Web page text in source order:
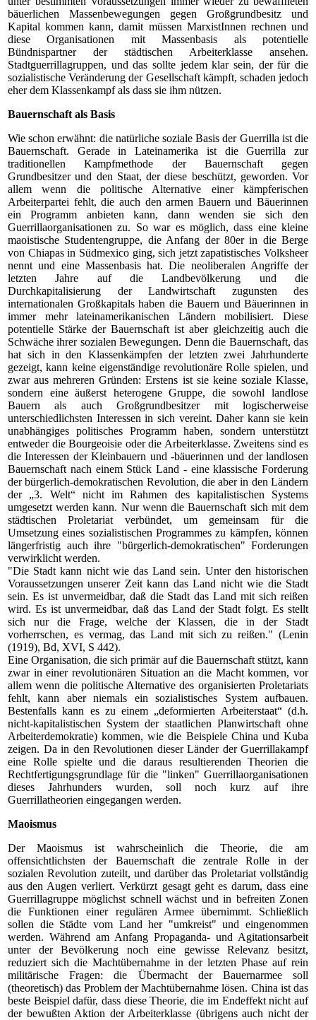
bäuerlichen Massenbewegungen gegen Großgrundbesitz und
Kapital kommen kann, damit müssen MarxistInnen rechnen und
diese Organisationen mit Massenbasis als potentielle
Bündnispartner der städtischen Arbeiterklasse ansehen.
Stadtguerrillagruppen, und das sollte jedem klar sein, der für die
sozialistische Veränderung der Gesellschaft kämpft, schaden jedoch
eher dem Klassenkampf als dass sie ihm nützen.
Bauernschaft als Basis
Wie schon erwähnt: die natürliche soziale Basis der Guerrilla ist die
Bauernschaft. Gerade in Lateinamerika ist die Guerrilla zur
traditionellen Kampfmethode der Bauernschaft gegen
Grundbesitzer und den Staat, der diese beschützt, geworden. Vor
allem wenn die politische Alternative einer kämpferischen
Arbeiterpartei fehlt, die auch den armen Bauern und Bäuerinnen
ein Programm anbieten kann, dann wenden sie sich den
Guerrillaorganisationen zu. So war es möglich, dass eine kleine
maoistische Studentengruppe, die Anfang der 80er in die Berge
von Chiapas in Südmexico ging, sich jetzt zapatistisches Volksheer
nennt und eine Massenbasis hat. Die neoliberalen Angriffe der
letzten Jahre auf die Landbevölkerung und die
Durchkapitalisierung der Landwirtschaft zugunsten des
internationalen Großkapitals haben die Bauern und Bäuerinnen in
immer mehr lateinamerikanischen Ländern mobilisiert. Diese
potentielle Stärke der Bauernschaft ist aber gleichzeitig auch die
Schwäche ihrer sozialen Bewegungen. Denn die Bauernschaft, das
hat sich in den Klassenkämpfen der letzten zwei Jahrhunderte
gezeigt, kann keine eigenständige revolutionäre Rolle spielen, und
zwar aus mehreren Gründen: Erstens ist sie keine soziale Klasse,
sondern eine äußerst heterogene Gruppe, die sowohl landlose
Bauern als auch Großgrundbesitzer mit logischerweise
unterschiedlichsten Interessen in sich vereint. Daher kann sie kein
unabhängiges politisches Programm haben, sondern unterstützt
entweder die Bourgeoisie oder die Arbeiterklasse. Zweitens sind es
die Interessen der Kleinbauern und -bäuerinnen und der landlosen
Bauernschaft nach einem Stück Land - eine klassische Forderung
der bürgerlich-demokratischen Revolution, die aber in den Ländern
der „3. Welt“ nicht im Rahmen des kapitalistischen Systems
umgesetzt werden kann. Nur wenn die Bauernschaft sich mit dem
städtischen Proletariat verbündet, um gemeinsam für die
Umsetzung eines sozialistischen Programmes zu kämpfen, können
längerfristig auch ihre "bürgerlich-demokratischen" Forderungen
verwirklicht werden.
"Die Stadt kann nicht wie das Land sein. Unter den historischen
Voraussetzungen unserer Zeit kann das Land nicht wie die Stadt
sein. Es ist unvermeidbar, daß die Stadt das Land mit sich reißen
wird. Es ist unvermeidbar, daß das Land der Stadt folgt. Es stellt
sich nur die Frage, welche der Klassen, die in der Stadt
vorherrschen, es vermag, das Land mit sich zu reißen." (Lenin
(1919), Bd, XVI, S 442).
Eine Organisation, die sich primär auf die Bauernschaft stützt, kann
zwar in einer revolutionären Situation an die Macht kommen, vor
allem wenn die politische Alternative des organisierten Proletariats
fehlt, kann aber niemals ein sozialistisches System aufbauen.
Bestenfalls kann es zu einem „deformierten Arbeiterstaat“ (d.h.
nicht-kapitalistischen System der staatlichen Planwirtschaft ohne
Arbeiterdemokratie) kommen, wie die Beispiele China und Kuba
zeigen. Da in den Revolutionen dieser Länder der Guerrillakampf
eine Rolle spielte und die daraus resultierenden Theorien die
Rechtfertigungsgrundlage für die "linken" Guerrillaorganisationen
dieses Jahrhunders wurden, soll noch kurz auf ihre
Guerrillatheorien eingegangen werden.
Maoismus
Der Maoismus ist wahrscheinlich die Theorie, die am
offensichtlichsten der Bauernschaft die zentrale Rolle in der
sozialen Revolution zuteilt, und darüber das Proletariat vollständig
aus den Augen verliert. Verkürzt gesagt geht es darum, dass eine
Guerrillagruppe möglichst schnell wächst und in befreiten Zonen
die Funktionen einer regulären Armee übernimmt. Schließlich
sollen die Städte vom Land her "umkreist" und eingenommen
werden. Während am Anfang Propaganda- und Agitationsarbeit
unter der Bevölkerung noch eine gewisse Relevanz besitzt,
reduziert sich die Machtübernahme in der letzten Phase auf rein
militärische Fragen: die Übermacht der Bauernarmee soll
(theoretisch) das Problem der Machtübernahme lösen. China ist das
beste Beispiel dafür, dass diese Theorie, die im Endeffekt nicht auf
der bewußten Aktion der Arbeiterklasse (übrigens auch nicht der